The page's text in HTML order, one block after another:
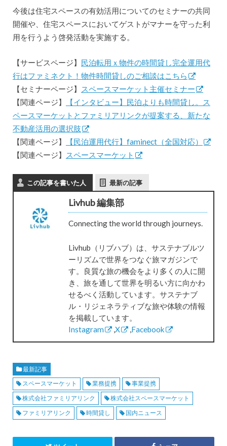
今後は住宅スペースの有効活用についてのセミナーの共同
開催や、住宅スペースにおいてゲストがマナーを守った利
用を行うよう啓発活動を実施する。
【サービスページ】 民泊転用ｘ物件の時間貸し完全運用代
行はファミネクト！物件時間貸しのご相談はこちら
【セミナーページ】
スペースマーケット主催セミナー
【関連ページ】
【インタビュー】民泊よりも時間貸し。ス
ペースマーケットとファミリアリンクが提案する、新たな
不動産活用の選択肢
【関連ページ】
【民泊運用代行】faminect（全国対応）
【関連ページ】
スペースマーケット
この記事を書いた人 最新の記事
Livhub 編集部
Connecting the world through journeys.
Livhub（リブハブ）は、サステナブルツ
ーリズムで世界をつなぐ旅マガジンで
す。良質な旅の機会をより多くの人に開
き、旅を通して世界を明るい方に向かわ
せるべく活動しています。サステナブ
ル・リジェネラティブな旅や体験の情報
を掲載しています。
Instagram
X Facebook
最新記事
スペースマーケット
業務提携
事業提携
株式会社ファミリアリンク
株式会社スペースマーケット
ファミリアリンク
時間貸し 国内ニュース